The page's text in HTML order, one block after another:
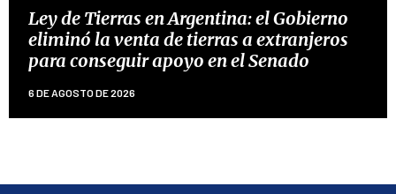
Ley de Tierras en Argentina: el Gobierno
eliminó la venta de tierras a extranjeros
para conseguir apoyo en el Senado
6 DE AGOSTO DE 2026